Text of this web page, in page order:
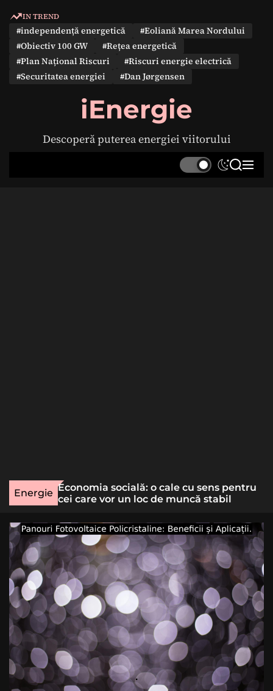
IN TREND
#independență energetică
#Eoliană Marea Nordului
#Obiectiv 100 GW
#Rețea energetică
#Plan Național Riscuri
#Riscuri energie electrică
#Securitatea energiei
#Dan Jørgensen
iEnergie
Descoperă puterea energiei viitorului
S
S M
Energie
rară
Economia socială: o cale cu sens pentru
cei care vor un loc de muncă stabil